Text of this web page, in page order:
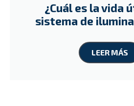
¿Cuál es la vida
sistema de
LEER MÁS